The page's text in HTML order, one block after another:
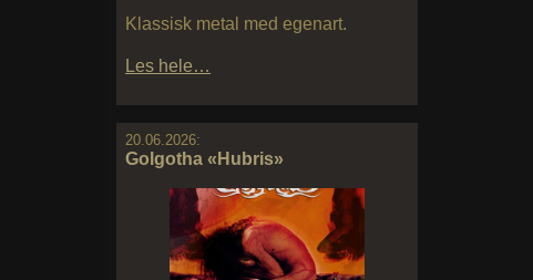
Klassisk metal med egenart.
Les hele…
20.06.2026:
Golgotha «Hubris»